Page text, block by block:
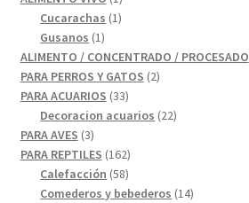
producto
Cucarachas 11
Gusanos 11
producto
ALIMENTO / CONCENTRADO / PROCESADO
PARA PERROS Y GATOS 22
PARA ACUARIOS 3333
productos
Decoracion acuarios 2222
PARA AVES 33
productos
PARA REPTILES 162162
productos
Calefacción 5858
productos
Comederos y bebederos 1414